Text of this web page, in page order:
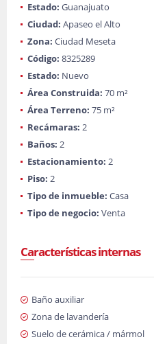
Estado: Guanajuato
Ciudad: Apaseo el Alto
Zona: Ciudad Meseta
Código: 8325289
Estado: Nuevo
Área Construida: 70 m²
Área Terreno: 75 m²
Recámaras: 2
Baños: 2
Estacionamiento: 2
Piso: 2
Tipo de inmueble: Casa
Tipo de negocio: Venta
Características internas
Baño auxiliar
Zona de lavandería
Suelo de cerámica / mármol